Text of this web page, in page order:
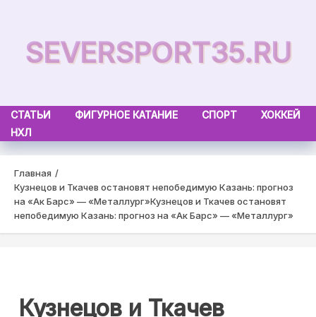
contentSEVERSPORT35.RU
СТАТЬИ ФИГУРНОЕ КАТАНИЕ СПОРТ
ХОККЕЙ
НХЛ
Главная
Кузнецов и Ткачев остановят непобедимую Казань: прогноз
на «Ак Барс» — «Металлург»Кузнецов и Ткачев остановят
непобедимую Казань: прогноз на «Ак Барс» — «Металлург»
Кузнецов и Ткачев